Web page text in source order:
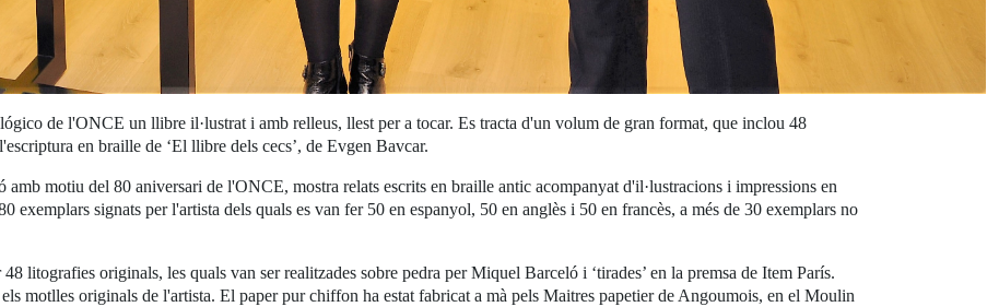
de l'ONCE un llibre il·lustrat i amb relleus, llest per a tocar. Es tracta d'un volum de gran format, que inclou 48
en braille de ‘El llibre dels cecs’, de Evgen Bavcar.
amb motiu del 80 aniversari de l'ONCE, mostra relats escrits en braille antic acompanyat d'il·lustracions i impressions en
exemplars signats per l'artista dels quals es van fer 50 en espanyol, 50 en anglès i 50 en francès, a més de 30 exemplars no
litografies originals, les quals van ser realitzades sobre pedra per Miquel Barceló i ‘tirades’ en la premsa de Item París.
motlles originals de l'artista. El paper pur chiffon ha estat fabricat a mà pels Maitres papetier de Angoumois, en el Moulin